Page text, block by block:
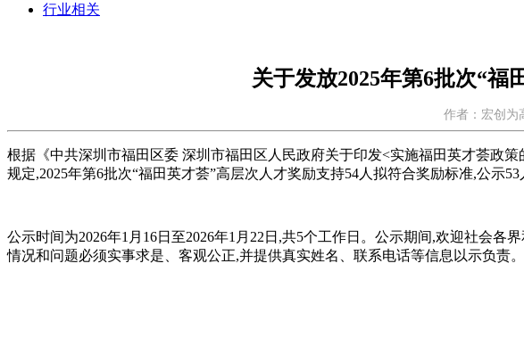
行业相关
关于发放2025年第6批次“
作者：宏创为
根据《中共深圳市福田区委 深圳市福田区人民政府关于印发<实施福田英才荟政
规定,2025年第6批次“福田英才荟”高层次人才奖励支持54人拟符合奖励标准,公示
公示时间为2026年1月16日至2026年1月22日,共5个工作日。公示期间,欢迎社会
情况和问题必须实事求是、客观公正,并提供真实姓名、联系电话等信息以示负责